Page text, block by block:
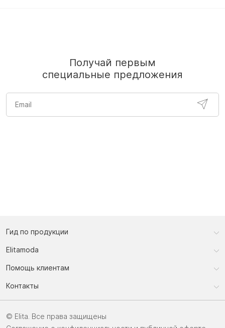
Получай первым
специальные предложения
Гид по продукции
Elitamoda
Помощь клиентам
Контакты
© Elita. Все права защищены